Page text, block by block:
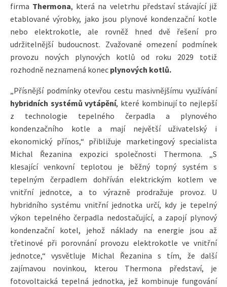
firma Thermona, která na veletrhu představí stávající již
etablované výrobky, jako jsou plynové kondenzační kotle
nebo elektrokotle, ale rovněž hned dvě řešení pro
udržitelnější budoucnost. Zvažované omezení podmínek
provozu nových plynových kotlů od roku 2029 totiž
rozhodně neznamená konec plynových kotlů.
„Přísnější podmínky otevřou cestu masivnějšímu využívání
hybridních systémů vytápění, které kombinují to nejlepší
z technologie tepelného čerpadla a plynového
kondenzačního kotle a mají největší uživatelský i
ekonomický přínos,“ přibližuje marketingový specialista
Michal Řezanina expozici společnosti Thermona. „S
klesající venkovní teplotou je běžný topný systém s
tepelným čerpadlem dohříván elektrickým kotlem ve
vnitřní jednotce, a to výrazně prodražuje provoz. U
hybridního systému vnitřní jednotka určí, kdy je tepelný
výkon tepelného čerpadla nedostačující, a zapojí plynový
kondenzační kotel, jehož náklady na energie jsou až
třetinové při porovnání provozu elektrokotle ve vnitřní
jednotce,“ vysvětluje Michal Řezanina s tím, že další
zajímavou novinkou, kterou Thermona představí, je
fotovoltaická tepelná jednotka, jež kombinuje fungování